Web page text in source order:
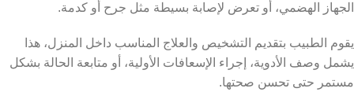
الجهاز الهضمي، أو تعرض لإصابة بسيطة مثل جرح أو كدمة.
يقوم الطبيب بتقديم التشخيص والعلاج المناسب داخل المنزل، هذا
يشمل وصف الأدوية، إجراء الإسعافات الأولية، أو متابعة الحالة بشكل
مستمر حتى تحسن صحتها.